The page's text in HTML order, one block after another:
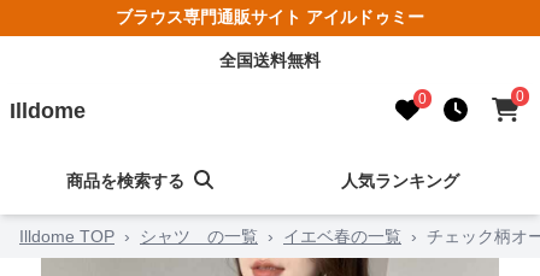
ブラウス専門通販サイト アイルドゥミー
全国送料無料
Illdome 0 0
商品を検索する 人気ランキング
Illdome TOP › シャツ の一覧 › イエベ春の一覧 › チェック柄オ